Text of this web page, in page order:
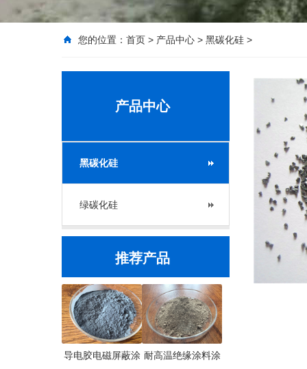
您的位置： 首页 > 产品中心 > 黑碳化硅 >
产品中心
黑碳化硅
绿碳化硅
推荐产品
导电胶电磁屏蔽涂 耐高温绝缘涂料涂